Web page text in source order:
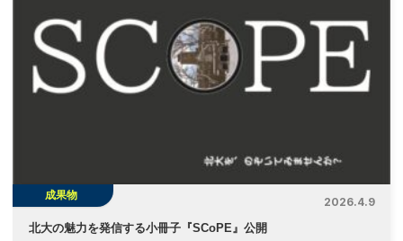
ー
シ
ョ
成果物
2026.4.9
北大の魅力を発信する小冊子『SCoPE』公開